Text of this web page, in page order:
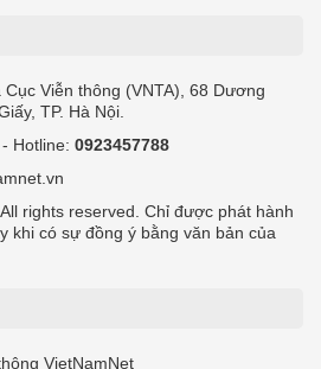
Viễn thông (VNTA), 68 Dương
TP. Hà Nội.
- Hotline: 0923457788
rights reserved. Chỉ được phát hành
khi có sự đồng ý bằng văn bản của
VietNamNet